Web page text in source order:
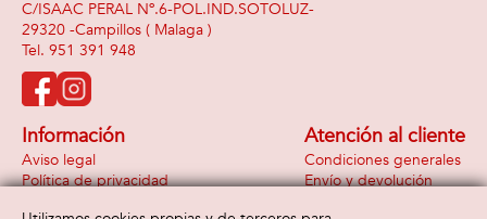
C/ISAAC PERAL Nº.6-POL.IND.SOTOLUZ-
29320 -Campillos ( Malaga )
951 391 948
Información
Aviso legal
Política de privacidad
Atención al cliente
Condiciones generales
Envío y devolución